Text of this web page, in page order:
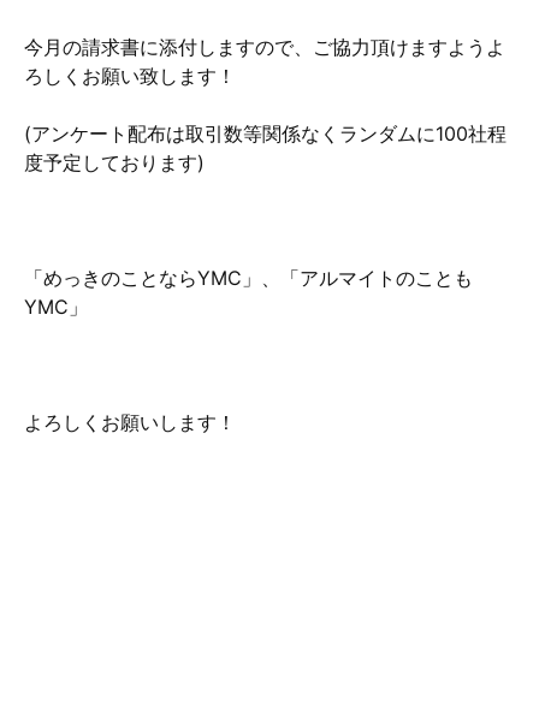
今月の請求書に添付しますので、ご協力頂けますようよ
ろしくお願い致します！
(アンケート配布は取引数等関係なくランダムに100社程
度予定しております)
「めっきのことならYMC」、「アルマイトのことも
YMC」
よろしくお願いします！